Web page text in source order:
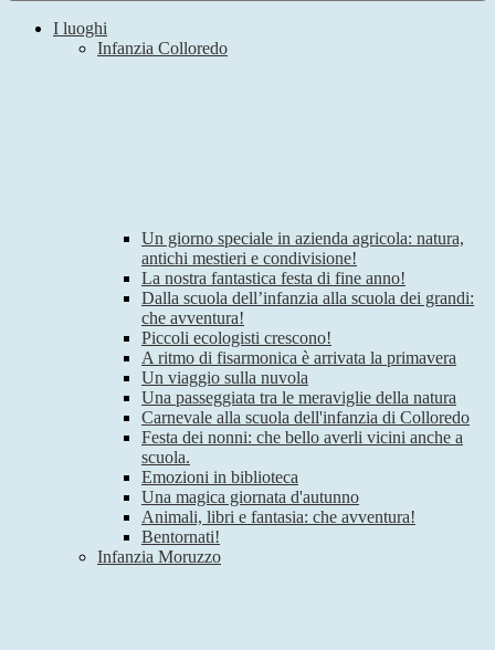
I luoghi
Infanzia Colloredo
Un giorno speciale in azienda agricola: natura,
antichi mestieri e condivisione!
La nostra fantastica festa di fine anno!
Dalla scuola dell’infanzia alla scuola dei grandi:
che avventura!
Piccoli ecologisti crescono!
A ritmo di fisarmonica è arrivata la primavera
Un viaggio sulla nuvola
Una passeggiata tra le meraviglie della natura
Carnevale alla scuola dell'infanzia di Colloredo
Festa dei nonni: che bello averli vicini anche a
scuola.
Emozioni in biblioteca
Una magica giornata d'autunno
Animali, libri e fantasia: che avventura!
Bentornati!
Infanzia Moruzzo